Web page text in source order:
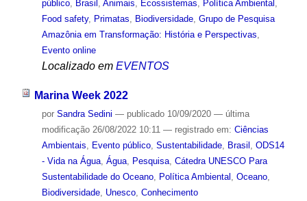
público, Brasil , Animais, Ecossistemas, Política Ambiental ,
Food safety, Primatas, Biodiversidade, Grupo de Pesquisa
Amazônia em Transformação: História e Perspectivas,
Evento online
Localizado em EVENTOS
Marina Week 2022
por Sandra Sedini — publicado10/09/2020 — última
modificação26/08/2022 10:11 — registrado em: Ciências
Ambientais
Evento público, Sustentabilidade, Brasil
ODS14
- Vida na Água, Água, Pesquisa, Cátedra UNESCO Para
Sustentabilidade do Oceano, Política Ambiental Oceano,
Biodiversidade, Unesco, Conhecimento